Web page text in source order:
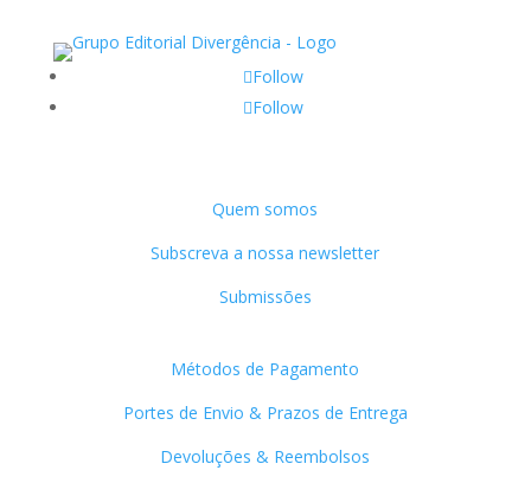
Follow
Follow
Quem somos
Subscreva a nossa newsletter
Submissões
Métodos de Pagamento
Portes de Envio & Prazos de Entrega
Devoluções & Reembolsos